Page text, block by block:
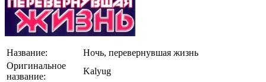
Название:
Ночь, перевернувшая жизнь
Оригинальное
название:
Kalyug